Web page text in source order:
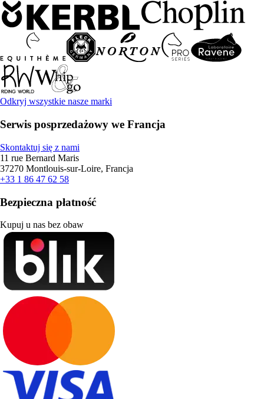
Odkryj wszystkie nasze marki
Serwis posprzedażowy we Francja
Skontaktuj się z nami
11 rue Bernard Maris
37270 Montlouis-sur-Loire, Francja
+33 1 86 47 62 58
Bezpieczna płatność
Kupuj u nas bez obaw